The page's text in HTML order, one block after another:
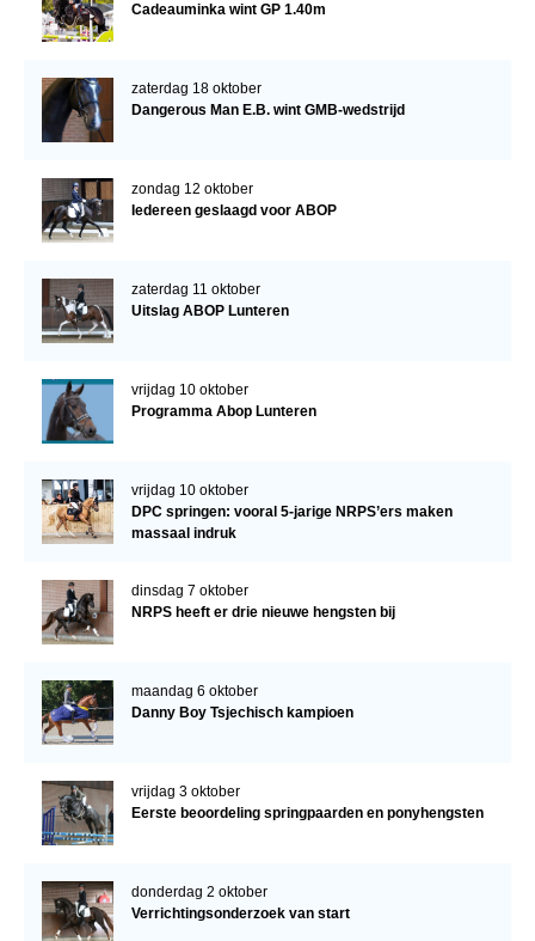
Cadeauminka wint GP 1.40m
zaterdag 18 oktober
Dangerous Man E.B. wint GMB-wedstrijd
zondag 12 oktober
Iedereen geslaagd voor ABOP
zaterdag 11 oktober
Uitslag ABOP Lunteren
vrijdag 10 oktober
Programma Abop Lunteren
vrijdag 10 oktober
DPC springen: vooral 5-jarige NRPS’ers maken
massaal indruk
dinsdag 7 oktober
NRPS heeft er drie nieuwe hengsten bij
maandag 6 oktober
Danny Boy Tsjechisch kampioen
vrijdag 3 oktober
Eerste beoordeling springpaarden en ponyhengsten
donderdag 2 oktober
Verrichtingsonderzoek van start